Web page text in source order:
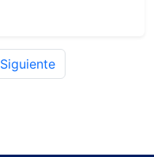
Siguiente